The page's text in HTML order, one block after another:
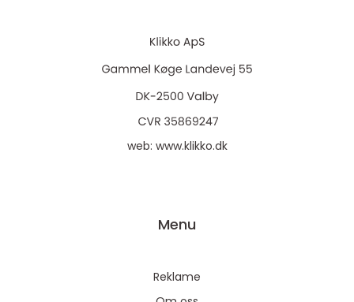
web: www.klikko.dk
Menu
Reklame